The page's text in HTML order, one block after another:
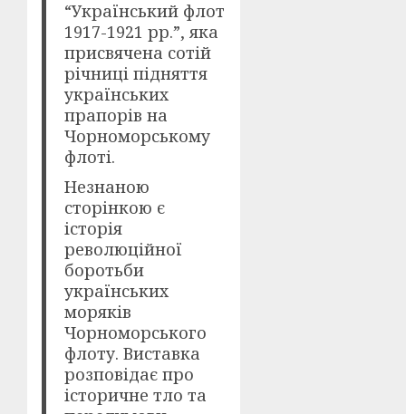
“Український флот
1917-1921 рр.”, яка
присвячена сотій
річниці підняття
українських
прапорів на
Чорноморському
флоті.
Незнаною
сторінкою є
історія
революційної
боротьби
українських
моряків
Чорноморського
флоту. Виставка
розповідає про
історичне тло та